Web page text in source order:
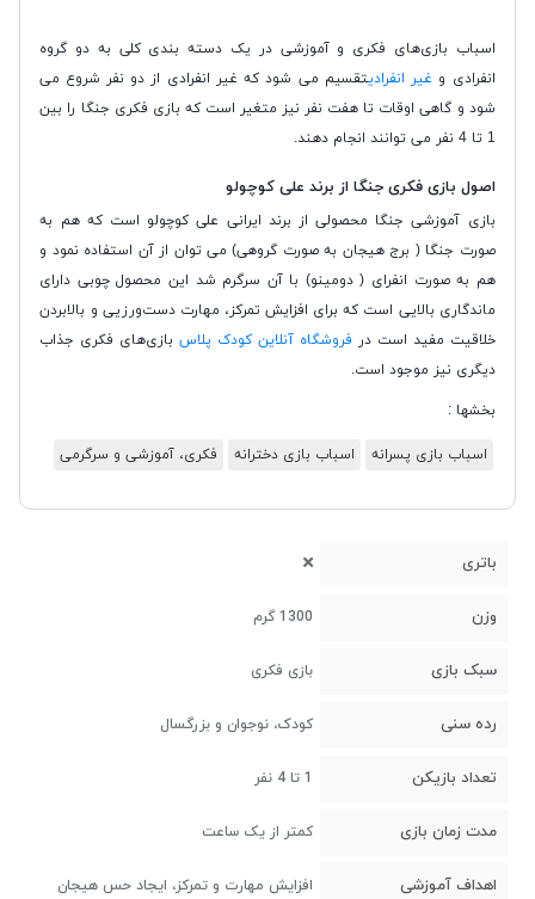
اسباب بازی‌های فکری و آموزشی در یک دسته بندی کلی به دو گروه
انفرادی و غیر انفرادیتقسیم می شود که غیر انفرادی از دو نفر شروع می
شود و گاهی اوقات تا هفت نفر نیز متغیر است که بازی فکری جنگا را بین
1 تا 4 نفر می توانند انجام دهند.
اصول بازی فکری جنگا از برند علی کوچولو
بازی آموزشی جنگا محصولی از برند ایرانی علی کوچولو است که هم به
صورت جنگا ( برج هیجان به صورت گروهی) می توان از آن استفاده نمود و
هم به صورت انفرای ( دومینو) با آن سرگرم شد این محصول چوبی دارای
ماندگاری بالایی است که برای افزایش تمرکز، مهارت دست‌ورزیی و بالابردن
خلاقیت مفید است در فروشگاه آنلاین کودک پلاسبازی‌های فکری جذاب
دیگری نیز موجود است.
بخشها :
اسباب بازی پسرانه اسباب بازی دخترانه فکری، آموزشی و سرگرمی
باتری
وزن 1300 گرم
سبک بازی بازی فکری
رده سنی کودک، نوجوان و بزرگسال
تعداد بازیکن 1 تا 4 نفر
مدت زمان بازی کمتر از یک ساعت
اهداف آموزشی افزایش مهارت و تمرکز، ایجاد حس هیجان